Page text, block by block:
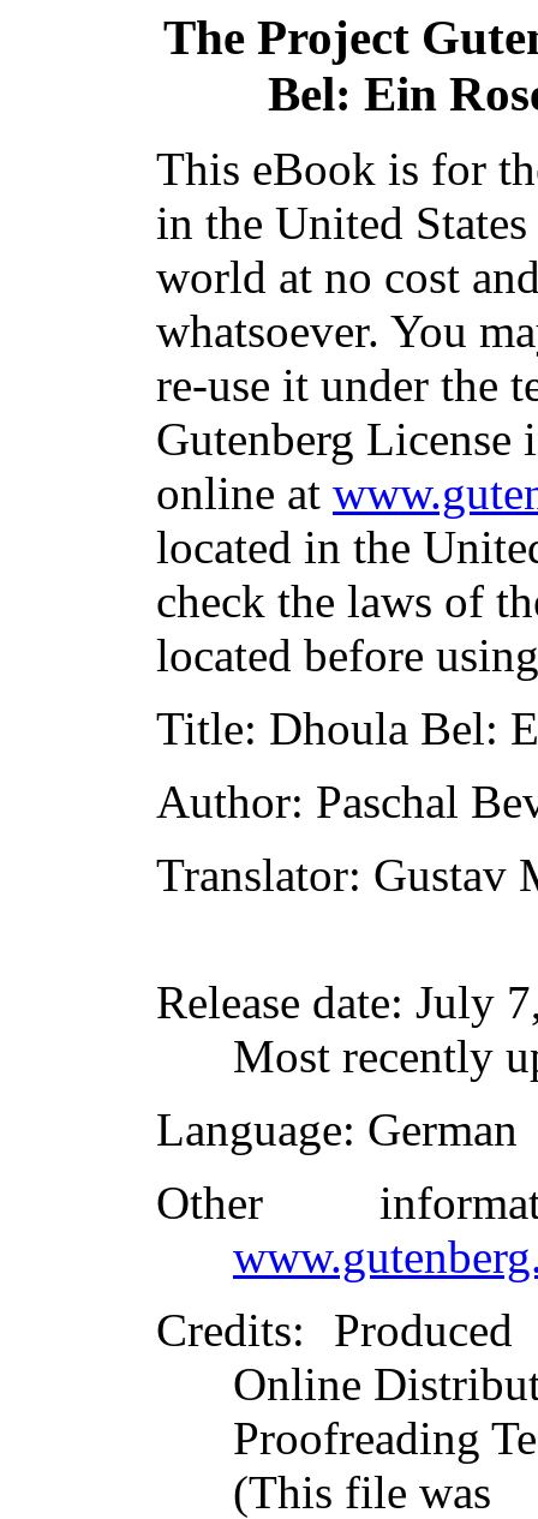
The Project
Bel: Ein
This eBook is for
in the United
world at no cost
whatsoever. You
re-use it under the
Gutenberg
online at
located in the
check the laws of
located before
Title: Dhoula Bel:
Author: Paschal
Translator: Gustav
Release date: July
Most recently
Language: German
Other
Credits:
Online
Proofreading
(This file was